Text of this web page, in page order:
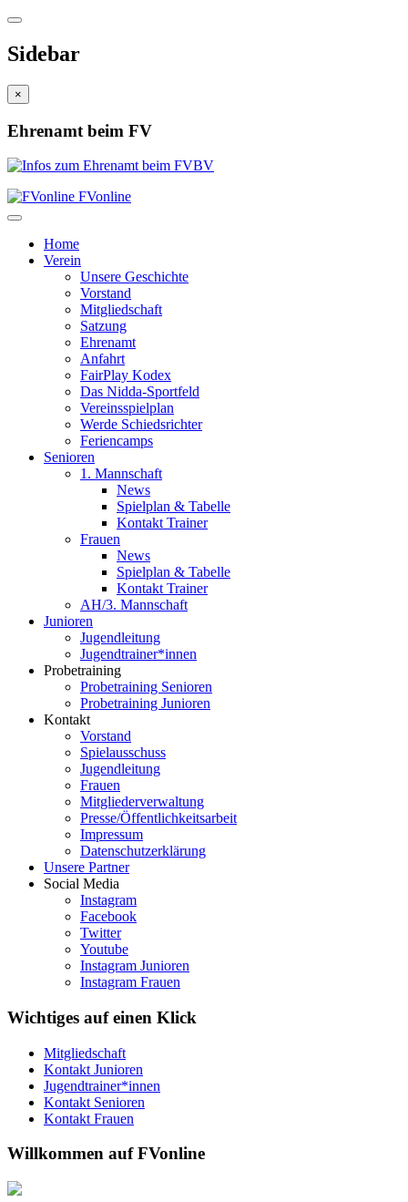
Sidebar
×
Ehrenamt beim FV
FVonline
Home
Verein
Unsere Geschichte
Vorstand
Mitgliedschaft
Satzung
Ehrenamt
Anfahrt
FairPlay Kodex
Das Nidda-Sportfeld
Vereinsspielplan
Werde Schiedsrichter
Feriencamps
Senioren
1. Mannschaft
News
Spielplan & Tabelle
Kontakt Trainer
Frauen
News
Spielplan & Tabelle
Kontakt Trainer
AH/3. Mannschaft
Junioren
Jugendleitung
Jugendtrainer*innen
Probetraining
Probetraining Senioren
Probetraining Junioren
Kontakt
Vorstand
Spielausschuss
Jugendleitung
Frauen
Mitgliederverwaltung
Presse/Öffentlichkeitsarbeit
Impressum
Datenschutzerklärung
Unsere Partner
Social Media
Instagram
Facebook
Twitter
Youtube
Instagram Junioren
Instagram Frauen
Wichtiges auf einen Klick
Mitgliedschaft
Kontakt Junioren
Jugendtrainer*innen
Kontakt Senioren
Kontakt Frauen
Willkommen auf FVonline